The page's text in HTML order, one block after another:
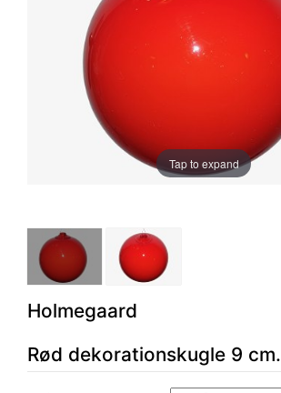
Tap to expand
Holmegaard
Rød dekorationskugle 9 cm.